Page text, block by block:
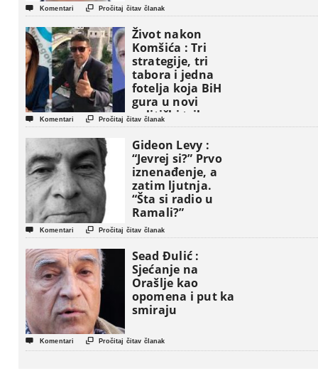
 Komentari  Pročitaj čitav članak
Život nakon
Komšića : Tri
strategije, tri
tabora i jedna
fotelja koja BiH
gura u novi
politički triler
 Komentari  Pročitaj čitav članak
Gideon Levy :
“Jevrej si?” Prvo
iznenađenje, a
zatim ljutnja.
“Šta si radio u
Ramali?”
 Komentari  Pročitaj čitav članak
Sead Đulić :
Sjećanje na
Orašlje kao
opomena i put ka
smiraju
 Komentari  Pročitaj čitav članak